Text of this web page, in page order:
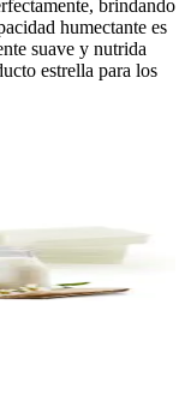
brindando
humectante es
suave y nutrida
estrella para los